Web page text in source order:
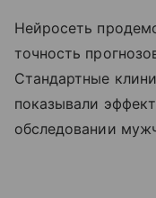
Нейросеть
точность
Стандартные
показывали
обследовании